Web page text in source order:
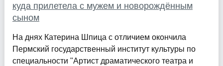
куда прилетела с мужем и новорождённым
сыном
На днях Катерина Шпица с отличием окончила
Пермский государственный институт культуры по
специальности "Артист драматического театра и